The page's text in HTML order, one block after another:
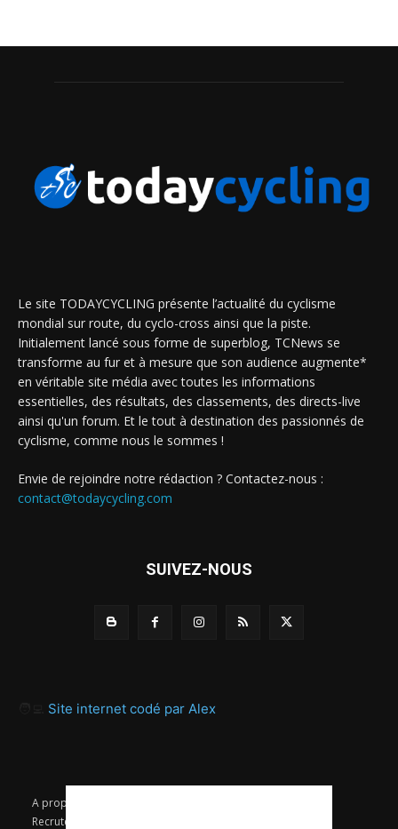
Le site TODAYCYCLING présente l’actualité du cyclisme
mondial sur route, du cyclo-cross ainsi que la piste.
Initialement lancé sous forme de superblog, TCNews se
transforme au fur et à mesure que son audience augmente*
en véritable site média avec toutes les informations
essentielles, des résultats, des classements, des directs-live
ainsi qu'un forum. Et le tout à destination des passionnés de
cyclisme, comme nous le sommes !
Envie de rejoindre notre rédaction ? Contactez-nous :
contact@todaycycling.com
SUIVEZ-NOUS
Site internet codé par Alex
A propos
Recrutement / Offres d’emploi